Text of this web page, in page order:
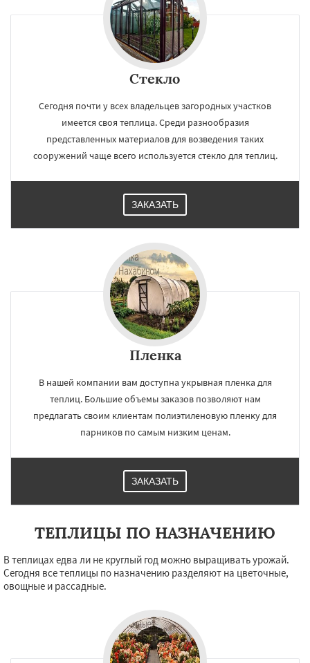
Стекло
Сегодня почти у всех владельцев загородных участков
имеется своя теплица. Среди разнообразия
представленных материалов для возведения таких
сооружений чаще всего используется стекло для теплиц.
ЗАКАЗАТЬ
Пленка
В нашей компании вам доступна укрывная пленка для
теплиц. Большие объемы заказов позволяют нам
предлагать своим клиентам полиэтиленовую пленку для
парников по самым низким ценам.
ЗАКАЗАТЬ
ТЕПЛИЦЫ ПО НАЗНАЧЕНИЮ
В теплицах едва ли не круглый год можно выращивать урожай.
Сегодня все теплицы по назначению разделяют на цветочные,
овощные и рассадные.